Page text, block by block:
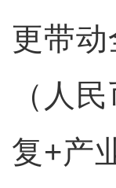
更带
（人
复+产